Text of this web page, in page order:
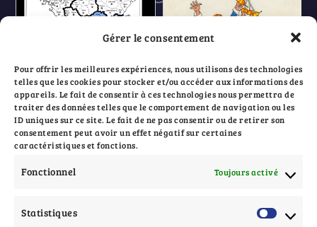
Gérer le consentement
Pour offrir les meilleures expériences, nous utilisons des technologies
telles que les cookies pour stocker et/ou accéder aux informations des
appareils. Le fait de consentir à ces technologies nous permettra de
traiter des données telles que le comportement de navigation ou les
ID uniques sur ce site. Le fait de ne pas consentir ou de retirer son
consentement peut avoir un effet négatif sur certaines
caractéristiques et fonctions.
Fonctionnel Toujours activé
Statistiques